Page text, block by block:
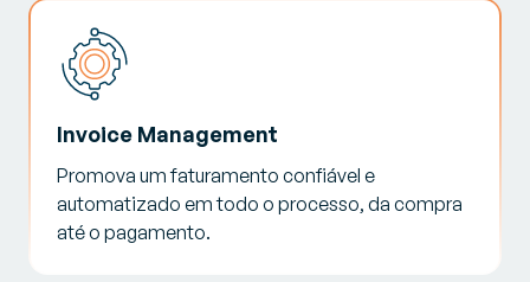
Invoice Management
Promova um faturamento confiável e
automatizado em todo o processo, da compra
até o pagamento.